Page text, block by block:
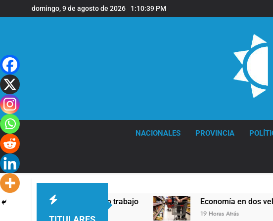
al
domingo, 9 de agosto de 2026 1:10:40 PM
NACIONALES PROVINCIA
dinero o trabajo Economía en dos velocidades
19 Horas Atrás